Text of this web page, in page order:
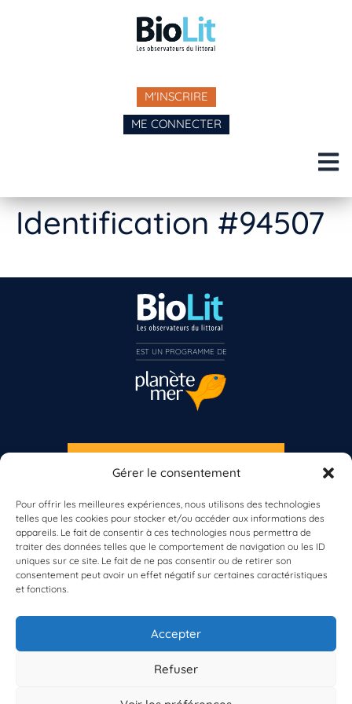
Gérer le consentement
Pour offrir les meilleures expériences, nous utilisons des technologies
telles que les cookies pour stocker et/ou accéder aux informations des
appareils. Le fait de consentir à ces technologies nous permettra de
traiter des données telles que le comportement de navigation ou les ID
uniques sur ce site. Le fait de ne pas consentir ou de retirer son
consentement peut avoir un effet négatif sur certaines caractéristiques
et fonctions.
Accepter
Refuser
M'INSCRIRE
ME CONNECTER
Identification #94507
À propos de BioLit
Vos données d'observation
Ressources
Résultats du programme
Contacts
S'INSCRIRE À LA NEWSLETTER
Vous n’êtes pas encore inscrit à Biolit ?
Inscrivez-vous dès maintenant